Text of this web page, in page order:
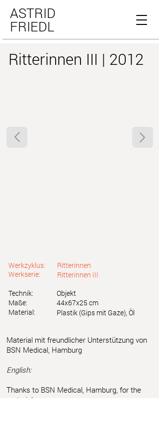
ASTRID
FRIEDL
Ritterinnen III | 2012
Werkzyklus:
Werkserie:
Ritterinnen
Ritterinnen III
Technik:
Maße:
Material:
Objekt
44x67x25 cm
Plastik (Gips mit Gaze), Öl
Material mit freundlicher Unterstützung von
BSN Medical, Hamburg
English:
Thanks to BSN Medical, Hamburg, for the
material